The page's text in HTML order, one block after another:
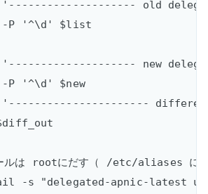
old
P '^\d' $list
new
P '^\d' $new
は rootにだす（ /etc/aliases に
-s "delegated-apnic-latest